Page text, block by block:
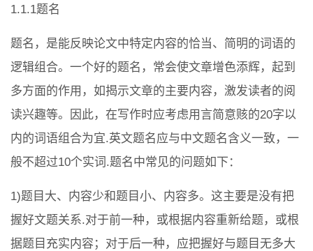
1.1.1题名
题名，是能反映论文中特定内容的恰当、简明的词语的
逻辑组合。一个好的题名，常会使文章增色添辉，起到
多方面的作用，如揭示文章的主要内容，激发读者的阅
读兴趣等。因此，在写作时应考虑用言简意赅的20字以
内的词语组合为宜.英文题名应与中文题名含义一致，一
般不超过10个实词.题名中常见的问题如下：
1)题目大、内容少和题目小、内容多。这主要是没有把
握好文题关系.对于前一种，或根据内容重新给题，或根
据题目充实内容；对于后一种，应把握好与题目无多大